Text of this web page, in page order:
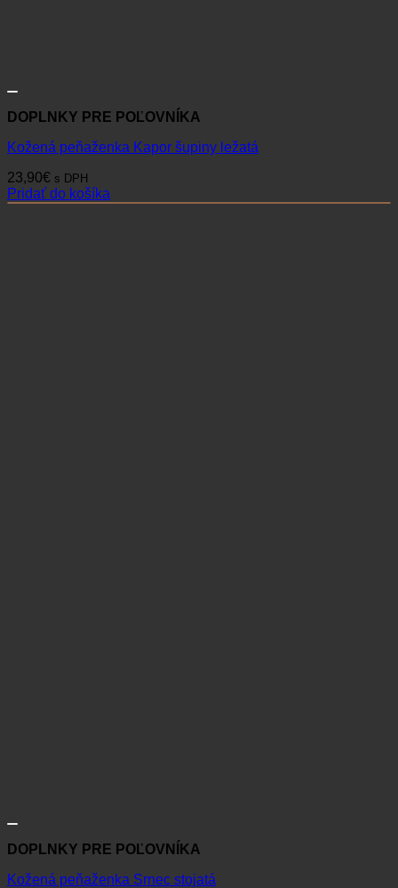
DOPLNKY PRE POĽOVNÍKA
Kožená peňaženka Kapor šupiny ležatá
23,90€ s DPH
Pridať do košíka
DOPLNKY PRE POĽOVNÍKA
Kožená peňaženka Srnec stojatá